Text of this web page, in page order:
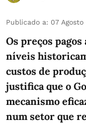
Publicado a: 07
Os preços
níveis
custos de
justifica que o
mecanismo
num setor que